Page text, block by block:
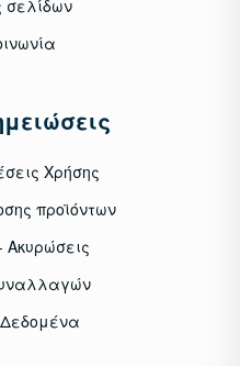
σελίδων
Χρήσης
προϊόντων
Ακυρώσεις